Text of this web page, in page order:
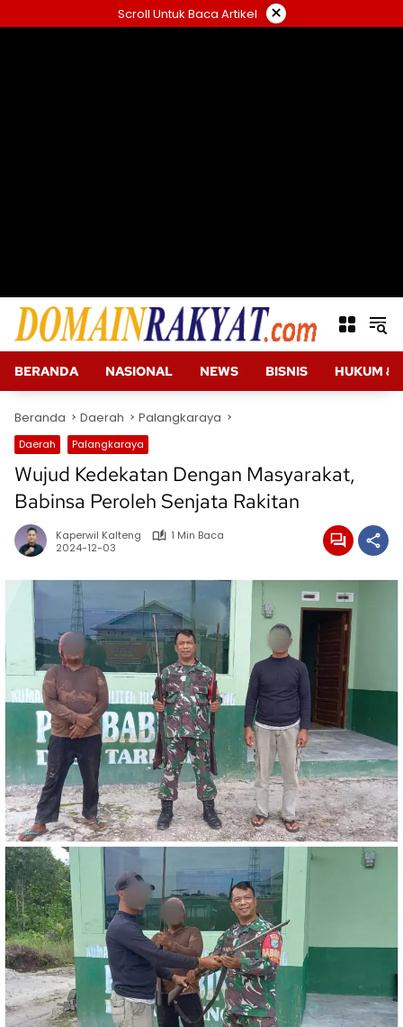
ke
Scroll Untuk Baca Artikel ×
BERANDA NASIONAL NEWS BISNIS HUKUM &
Beranda Daerah Palangkaraya
Daerah Palangkaraya
Wujud Kedekatan Dengan Masyarakat,
Babinsa Peroleh Senjata Rakitan
Kaperwil Kalteng
1 Min Baca
2024-12-03